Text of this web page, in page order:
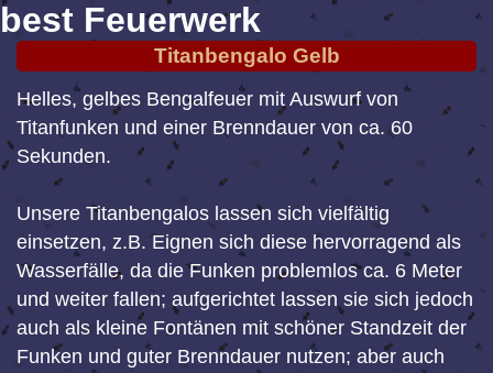
best Feuerwerk
Titanbengalo Gelb
Helles, gelbes Bengalfeuer mit Auswurf von
Titanfunken und einer Brenndauer von ca. 60
Sekunden.
Unsere Titanbengalos lassen sich vielfältig
einsetzen, z.B. Eignen sich diese hervorragend als
Wasserfälle, da die Funken problemlos ca. 6 Meter
und weiter fallen; aufgerichtet lassen sie sich jedoch
auch als kleine Fontänen mit schöner Standzeit der
Funken und guter Brenndauer nutzen; aber auch